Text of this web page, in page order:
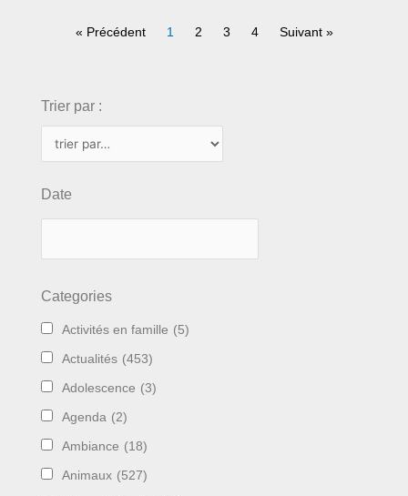
« Précédent 1 2 3 4 Suivant »
Trier par :
Date
Categories
Activités en famille (5)
Actualités (453)
Adolescence (3)
Agenda (2)
Ambiance (18)
Animaux (527)